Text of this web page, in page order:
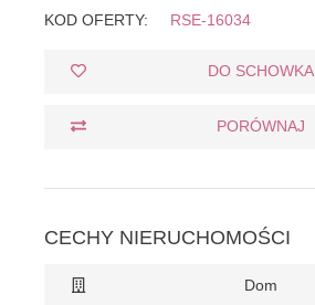
KOD OFERTY: RSE-16034
DO SCHOWKA
PORÓWNAJ
CECHY NIERUCHOMOŚCI
Dom